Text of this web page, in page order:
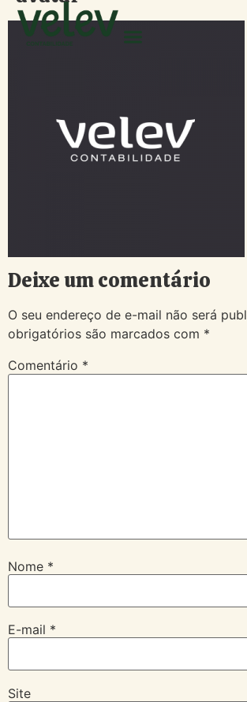
Deixe um comentário
O seu endereço de e-mail não será
obrigatórios são marcados com *
Comentário *
Nome *
E-mail *
Site